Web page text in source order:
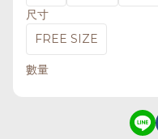
尺寸
FREE SIZE
數量